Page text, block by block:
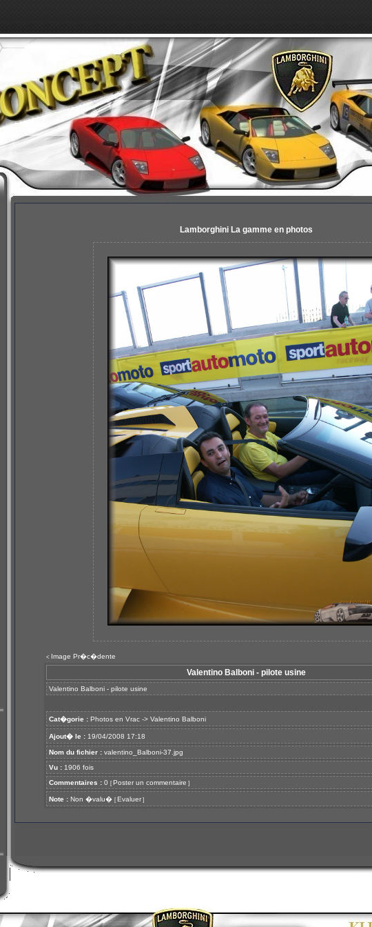
Lamborghini La gamme en photos
< Image Pr�c�dente
Valentino Balboni - pilote usine
Valentino Balboni - pilote usine
Cat�gorie : Photos en Vrac -> Valentino Balboni
Ajout� le : 19/04/2008 17:18
Nom du fichier : valentino_Balboni-37.jpg
Vu : 1906 fois
Commentaires : 0 [ Poster un commentaire ]
Note : Non �valu� [ Evaluer ]